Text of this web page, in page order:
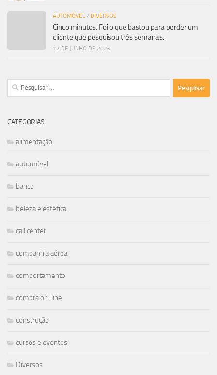
AUTOMÓVEL / DIVERSOS
Cinco minutos. Foi o que bastou para perder um
cliente que pesquisou três semanas.
12 DE JUNHO DE 2026
Pesquisar
por:
CATEGORIAS
alimentação
automóvel
banco
beleza e estética
call center
companhia aérea
comportamento
compra on-line
construção
cursos e eventos
Diversos